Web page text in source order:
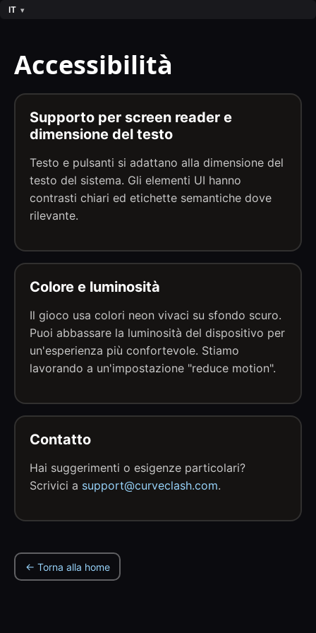
IT
Accessibilità
Supporto per screen reader e
dimensione del testo
Testo e pulsanti si adattano alla dimensione del
testo del sistema. Gli elementi UI hanno
contrasti chiari ed etichette semantiche dove
rilevante.
Colore e luminosità
Il gioco usa colori neon vivaci su sfondo scuro.
Puoi abbassare la luminosità del dispositivo per
un'esperienza più confortevole. Stiamo
lavorando a un'impostazione "reduce motion".
Contatto
Hai suggerimenti o esigenze particolari?
Scrivici a support@curveclash.com.
← Torna alla home